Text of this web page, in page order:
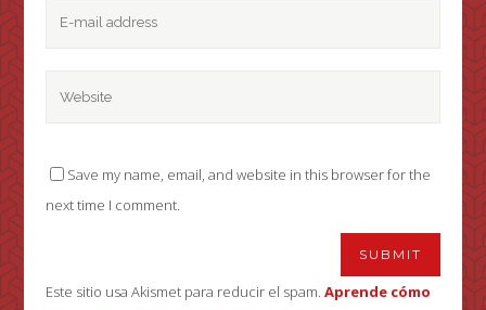
Save my name, email, and website in this browser for the
next time I comment.
Este sitio usa Akismet para reducir el spam.Aprende cómo